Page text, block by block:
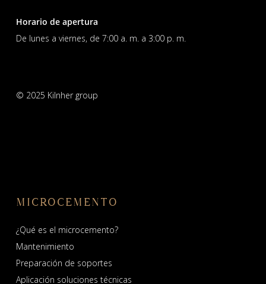
Horario de apertura
De lunes a viernes, de 7:00 a. m. a 3:00 p. m.
© 2025 Kilnher group
MICROCEMENTO
¿Qué es el microcemento?
Mantenimiento
Preparación de soportes
Aplicación soluciones técnicas